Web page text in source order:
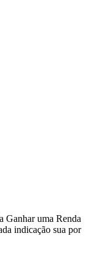
Ganhar uma Renda
indicação sua por